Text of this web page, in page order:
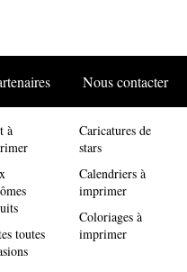
Nous contacter
à
toutes
Caricatures de
stars
Calendriers à
imprimer
Coloriages à
imprimer